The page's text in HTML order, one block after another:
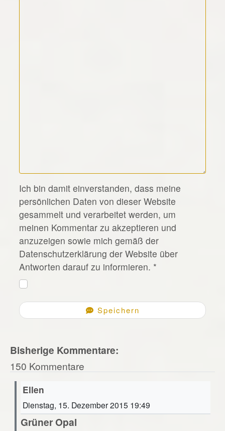
*
Ich bin damit einverstanden, dass meine
persönlichen Daten von dieser Website
gesammelt und verarbeitet werden, um
meinen Kommentar zu akzeptieren und
anzuzeigen sowie mich gemäß der
Datenschutzerklärung der Website über
Antworten darauf zu informieren. *
Speichern
Bisherige Kommentare:
150 Kommentare
Ellen
Dienstag, 15. Dezember 2015 19:49
Grüner Opal